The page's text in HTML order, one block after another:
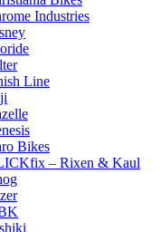
Industries
Line
Bikes
– Rixen & Kaul